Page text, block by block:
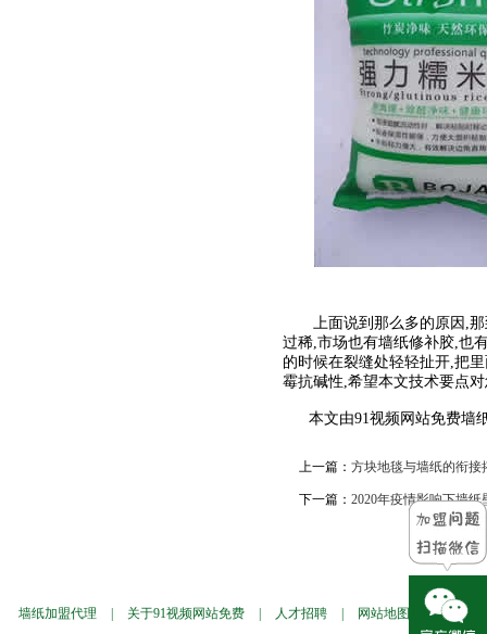
上面说到那么多的原因,那到
过稀,市场也有墙纸修补胶,也
的时候在裂缝处轻轻扯开,把
霉抗碱性,希望本文技术要点
本文由91视频网站免费墙纸
上一篇： 方块地毯与墙纸的衔接
下一篇： 2020年疫情影响下墙
墙纸加盟代理 关于91视频网站免费 人才招聘 网站地图 | 墙纸样